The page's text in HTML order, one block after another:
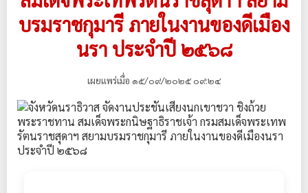
บรมราชกุมารี ภายในงานของดีเมือง
นรา ประจำปี ๒๕๖๘
เผยแพร่เมื่อ ๑๕/๐๙/๒๐๒๕ ๐๙:๒๔